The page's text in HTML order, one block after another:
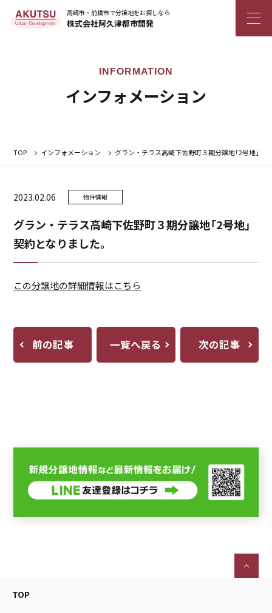
高崎市・前橋市で分譲地をお探しなら
株式会社阿久津都市開発
インフォメーション
TOP インフォメーション グラン・テラス高崎下佐野町３期分譲地「2号地」
2023.02.06 物件情報
グラン・テラス高崎下佐野町３期分譲地「2号地」
契約となりました。
この分譲地の詳細情報はこちら
前の記事 一覧へ戻る 次の記事
TOP